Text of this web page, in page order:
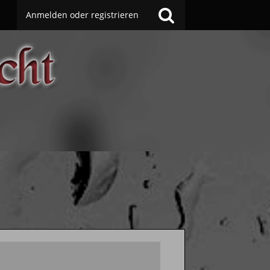
Anmelden oder registrieren